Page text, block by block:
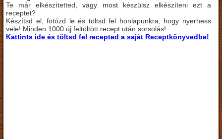
Te már elkészítetted, vagy most készülsz elkészíteni ezt a
receptet?
Készítsd el, fotózd le és töltsd fel honlapunkra, hogy nyerhess
vele! Minden 1000 új feltöltött recept után sorsolás!
Kattints ide és töltsd fel recepted a saját Receptkönyvedbe!